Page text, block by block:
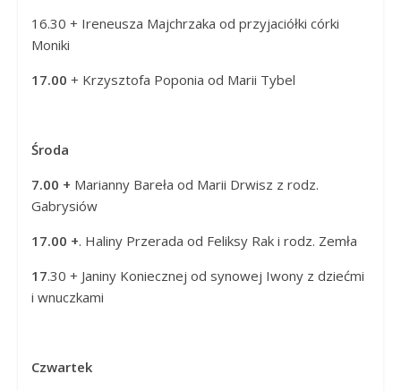
16.30 + Ireneusza Majchrzaka od przyjaciółki córki
Moniki
17.00 + Krzysztofa Poponia od Marii Tybel
Środa
7.00 + Marianny Bareła od Marii Drwisz z rodz.
Gabrysiów
17.00 +. Haliny Przerada od Feliksy Rak i rodz. Zemła
17.30 + Janiny Koniecznej od synowej Iwony z dziećmi
i wnuczkami
Czwartek